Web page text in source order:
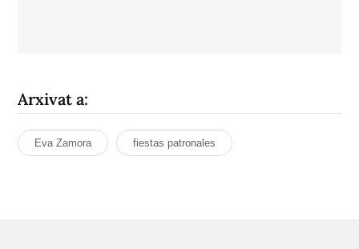
Arxivat a:
Eva Zamora fiestas patronales